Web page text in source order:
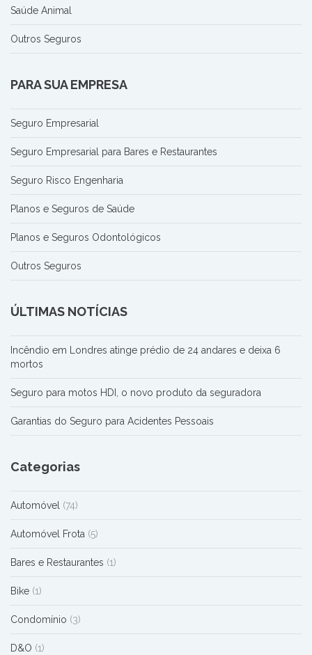
Saúde Animal
Outros Seguros
PARA SUA EMPRESA
Seguro Empresarial
Seguro Empresarial para Bares e Restaurantes
Seguro Risco Engenharia
Planos e Seguros de Saúde
Planos e Seguros Odontológicos
Outros Seguros
ÚLTIMAS NOTÍCIAS
Incêndio em Londres atinge prédio de 24 andares e deixa 6
mortos
Seguro para motos HDI, o novo produto da seguradora
Garantias do Seguro para Acidentes Pessoais
Categorias
Automóvel (74)
Automóvel Frota (5)
Bares e Restaurantes (1)
Bike (1)
Condomínio (3)
D&O (1)